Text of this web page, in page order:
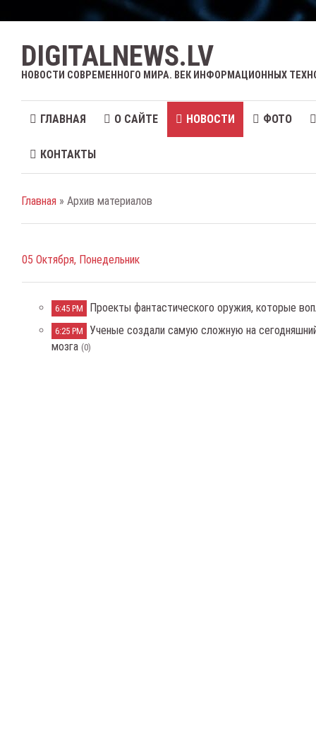
DIGITALNEWS.LV
НОВОСТИ СОВРЕМЕННОГО МИРА. ВЕК ИНФОРМАЦИОННЫХ
ГЛАВНАЯ О САЙТЕ НОВОСТИ ФОТО
КОНТАКТЫ
Главная » Архив материалов
05 Октября, Понедельник
6:45 PM Проекты фантастического оружия, которые
6:25 PM
Ученые создали самую сложную на
мозга (0)